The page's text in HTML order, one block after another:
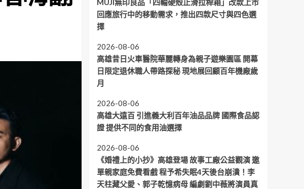
MUJI無印良品「四輪硬殼止滑拉桿箱」改款上市
回應旅行中的移動需求，推出四款尺寸與四色選
擇
2026-08-06
高雄昔日火車醫院華麗轉身為親子遊樂園區 開幕
日限定退休職人帶路探秘 現地展回顧百年機廠歲
月
2026-08-06
高雄大遠百 引進義大利百年油品品牌 國際食品認
證 提供不同的食用油選擇
2026-08-06
《婚禮上的小抄》高雄登場 故事工廠公益觀演 邀
單親家庭免費看戲 程予希失眠4天後台崩潰！李
天柱藏父愛、郭子乾憶病母 編劇劉中薇將演員真